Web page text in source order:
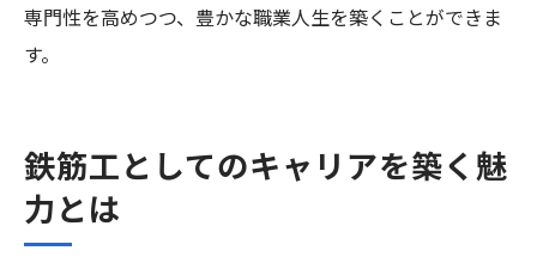
専門性を高めつつ、豊かな職業人生を築くことができま
す。
鉄筋工としてのキャリアを築く魅
力とは